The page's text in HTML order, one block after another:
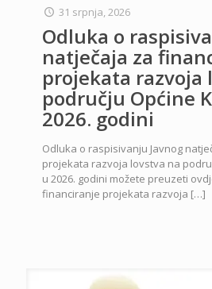
31 srpnja, 2026
Odluka o
natječaja za
projekata razvoja
području Općine
2026. godini
Odluka o raspisivanju Javnog
projekata razvoja lovstva na
u 2026. godini možete preuzeti
financiranje projekata razvoja […]